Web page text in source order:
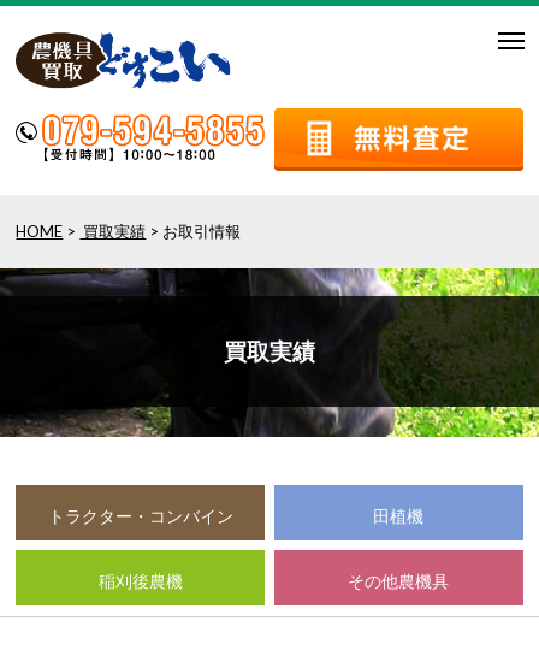
HOME > 買取実績 > お取引情報
買取実績
トラクター・コンバイン 田植機
稲刈後農機 その他農機具